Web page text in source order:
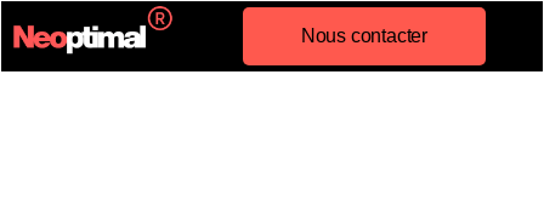
Nous contacter